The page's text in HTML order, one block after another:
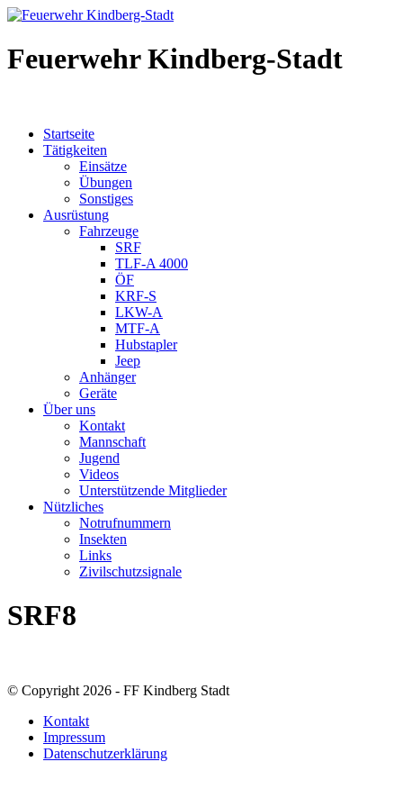
Feuerwehr Kindberg-Stadt
Startseite
Tätigkeiten
Einsätze
Übungen
Sonstiges
Ausrüstung
Fahrzeuge
SRF
TLF-A 4000
ÖF
KRF-S
LKW-A
MTF-A
Hubstapler
Jeep
Anhänger
Geräte
Über uns
Kontakt
Mannschaft
Jugend
Videos
Unterstützende Mitglieder
Nützliches
Notrufnummern
Insekten
Links
Zivilschutzsignale
SRF8
© Copyright 2026 - FF Kindberg Stadt
Kontakt
Impressum
Datenschutzerklärung